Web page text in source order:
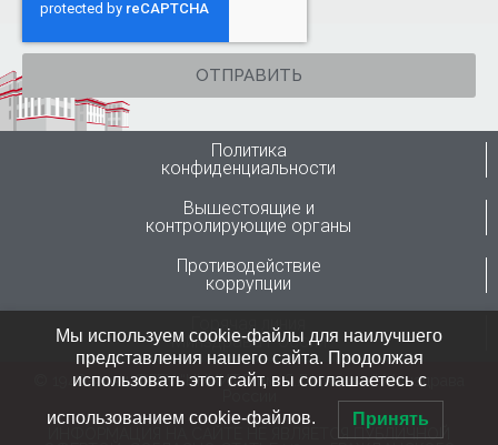
ОТПРАВИТЬ
Политика
конфиденциальности
Вышестоящие и
контролирующие органы
Противодействие
коррупции
Горячая линия
Минздрава России
© 1946-2024 ФГБУ “ННИИТО им. Я.Л.Цивьяна” Минздрава
ИНФОРМАЦИЯ НА САЙТЕ НЕ ЯВЛЯЕТСЯ ПУБЛИЧНОЙ
Мы используем cookie-файлы для наилучшего
представления нашего сайта. Продолжая
использовать этот сайт, вы соглашаетесь с
использованием cookie-файлов. Принять